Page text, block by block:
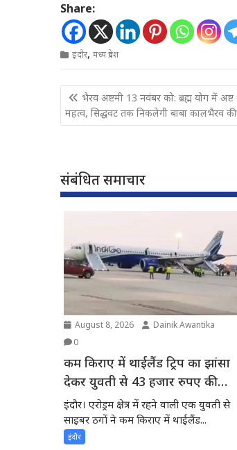
Share:
इंदौर, मध्य प्रदेश
Post
navigation
भैरव अष्टमी 13 नवंबर को: ब्रह्म योग में
महत्व, सिद्धवट तक निकलेगी बाबा कालभैरव की
संबंधित समाचार
August 8, 2026
Dainik Awantika
0
कम किराए में थाईलैंड ट्रिप का झांसा
देकर युवती से 43 हजार रुपए की
ठगी, टिकट निकला फर्जी
इंदौर। एरोड्रम क्षेत्र में रहने वाली एक युवती से
साइबर ठगों ने कम किराए में थाईलैंड...
इंदौर